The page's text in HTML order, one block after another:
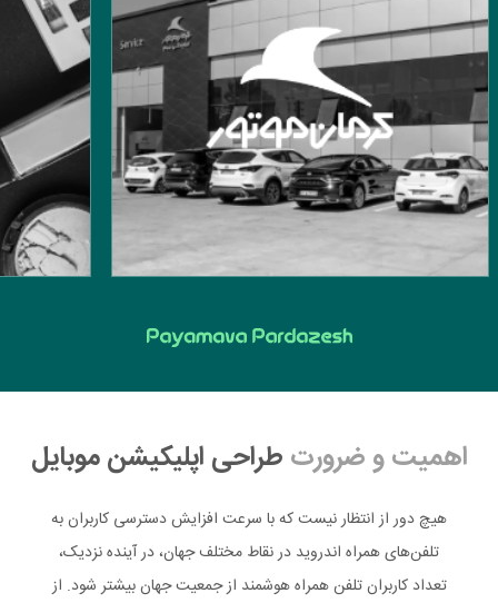
اهمیت و ضرورتطراحی اپلیکیشن موبایل
هیچ دور از انتظار نیست که با سرعت افزایش دسترسی کاربران به
تلفن‌های همراه اندروید در نقاط مختلف جهان، در آینده نزدیک،
تعداد کاربران تلفن همراه هوشمند از جمعیت جهان بیشتر ‌شود. از